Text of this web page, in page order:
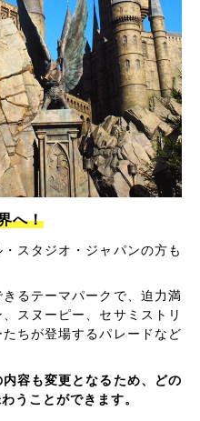
へ！
スタジオ・ジャパンの方も
るテーマパークで、迫力満
スヌーピー、セサミストリ
ちが登場するパレードなど
容も変更となるため、どの
うことができます。